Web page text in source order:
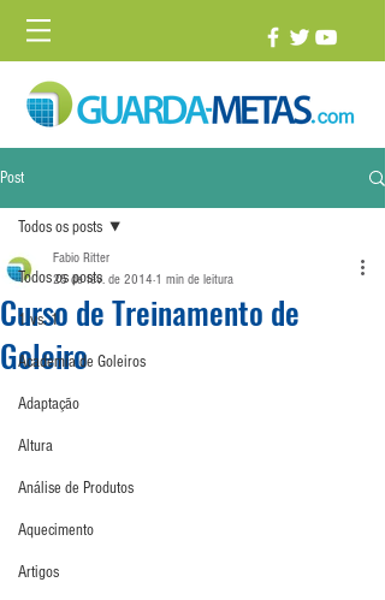
Post
Todos os posts
1 vs. 1
Academia de Goleiros
Adaptação
Altura
Análise de Produtos
Aquecimento
Artigos
Todos os posts
Curso de Treinamento de
Goleiro
Fabio Ritter
25 de fev. de 2014 1 min de leitura